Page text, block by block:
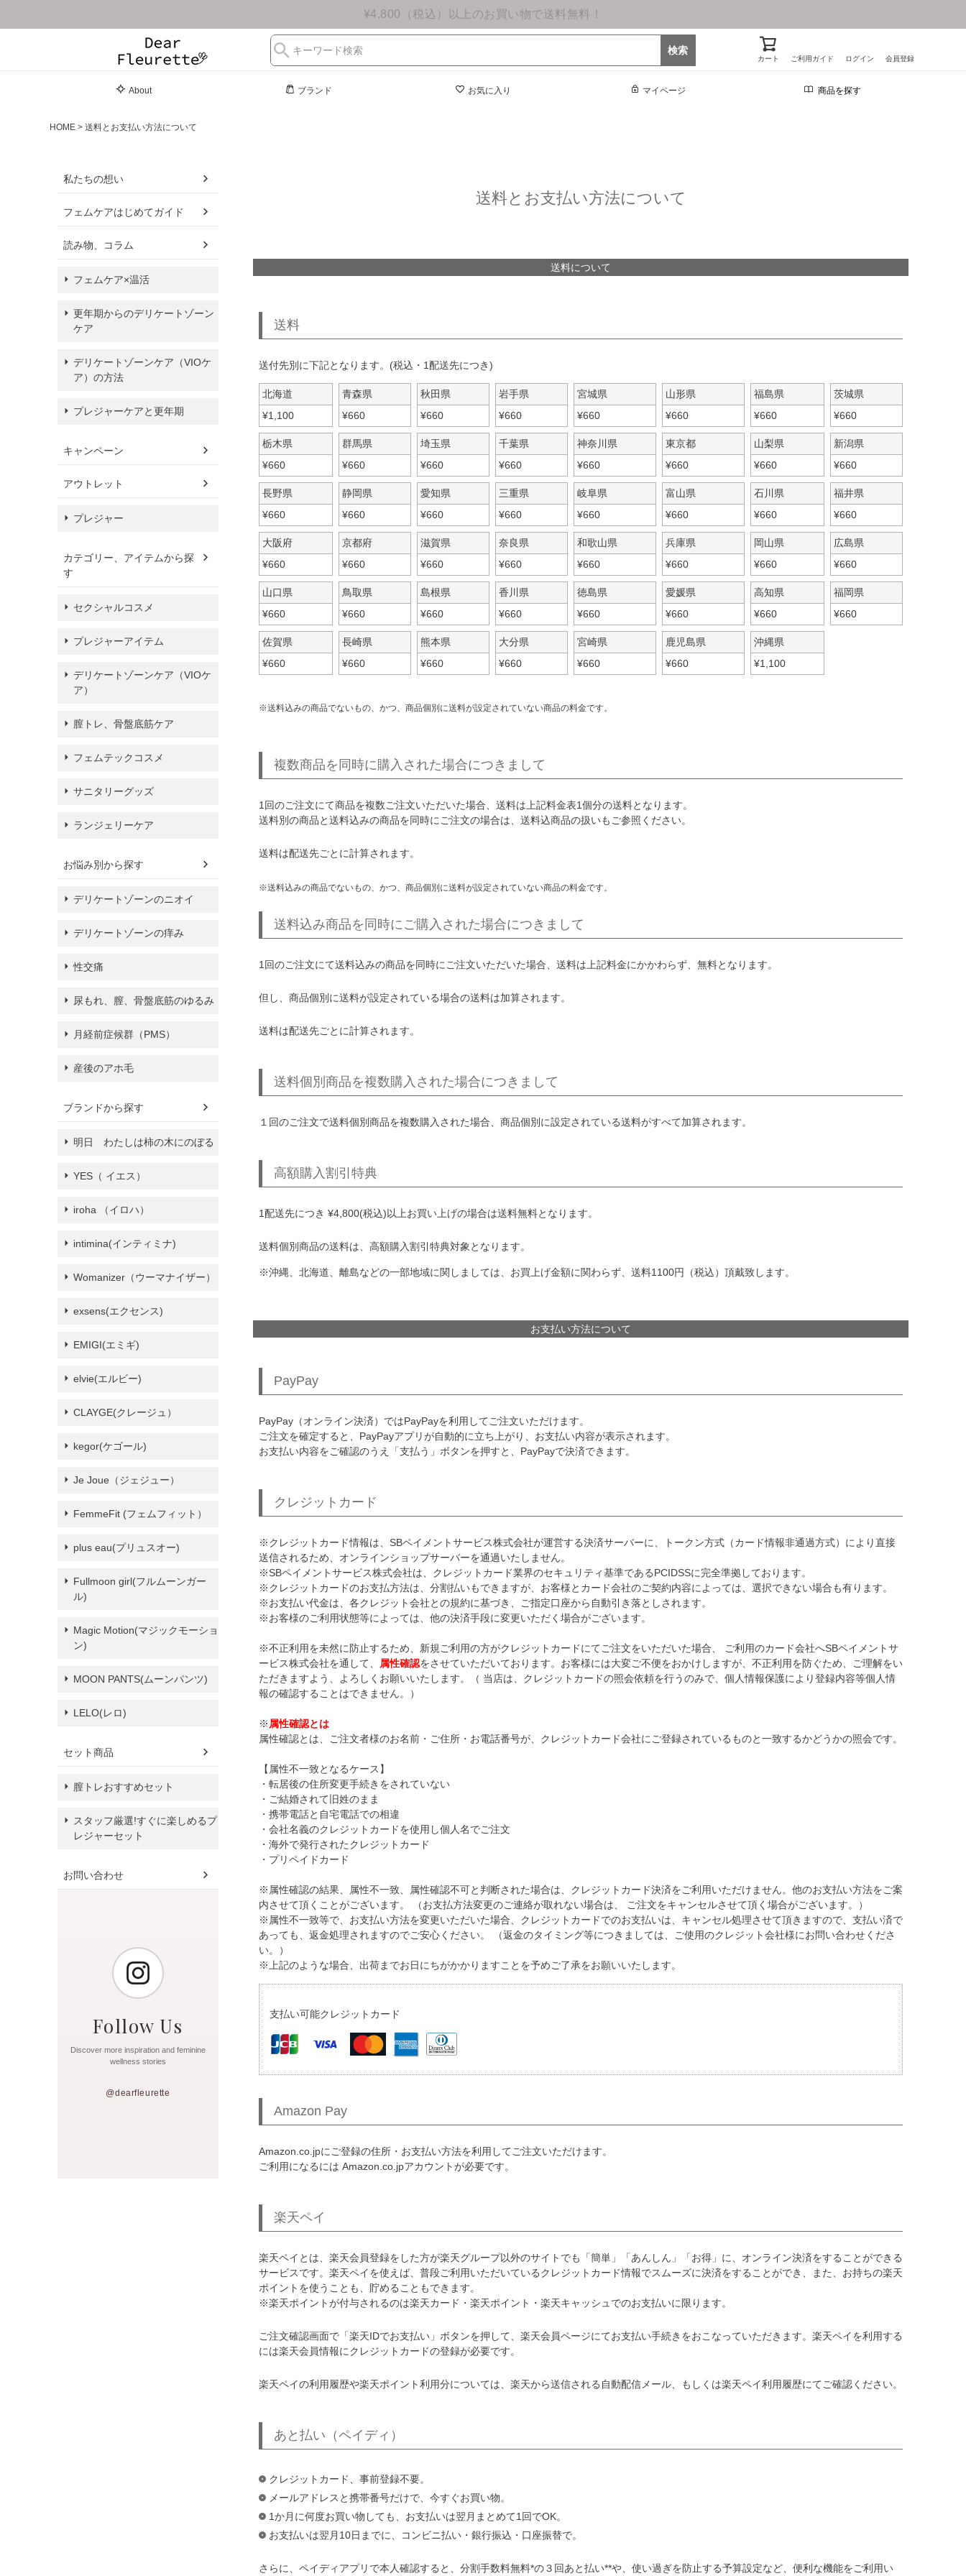
¥4,800（税込）以上のお買い物で送料無料！
検索
カート ご利用ガイド ログイン 会員登録
About ブランド お気に入り マイページ 商品を探す
HOME 送料とお支払い方法について
私たちの想い
フェムケアはじめてガイド
読み物、コラム
フェムケア×温活
更年期からのデリケートゾーン
ケア
デリケートゾーンケア（VIOケ
ア）の方法
プレジャーケアと更年期
キャンペーン
アウトレット
プレジャー
カテゴリー、アイテムから探
す
セクシャルコスメ
プレジャーアイテム
デリケートゾーンケア（VIOケ
ア）
膣トレ、骨盤底筋ケア
フェムテックコスメ
サニタリーグッズ
ランジェリーケア
お悩み別から探す
デリケートゾーンのニオイ
デリケートゾーンの痒み
性交痛
尿もれ、膣、骨盤底筋のゆるみ
月経前症候群（PMS）
産後のアホ毛
ブランドから探す
明日 わたしは柿の木にのぼる
YES（ イエス）
iroha （イロハ）
intimina(インティミナ)
Womanizer（ウーマナイザー）
exsens(エクセンス)
EMIGI(エミギ)
elvie(エルビー)
CLAYGE(クレージュ）
kegor(ケゴール)
Je Joue（ジェジュー）
FemmeFit (フェムフィット）
plus eau(プリュスオー)
Fullmoon girl(フルムーンガー
ル)
Magic Motion(マジックモーショ
ン)
MOON PANTS(ムーンパンツ)
LELO(レロ)
セット商品
膣トレおすすめセット
スタッフ厳選!すぐに楽しめるプ
レジャーセット
お問い合わせ
Follow Us
Discover more inspiration and feminine
wellness stories
@dearfleurette
送料とお支払い方法について
送料について
送料
送付先別に下記となります。(税込・1配送先につき)
北海道
¥1,100
青森県
¥660
秋田県
¥660
岩手県
¥660
宮城県
¥660
山形県
¥660
福島県
¥660
茨城県
¥660
栃木県
¥660
群馬県
¥660
埼玉県
¥660
千葉県
¥660
神奈川県
¥660
東京都
¥660
山梨県
¥660
新潟県
¥660
長野県
¥660
静岡県
¥660
愛知県
¥660
三重県
¥660
岐阜県
¥660
富山県
¥660
石川県
¥660
福井県
¥660
大阪府
¥660
京都府
¥660
滋賀県
¥660
奈良県
¥660
和歌山県
¥660
兵庫県
¥660
岡山県
¥660
広島県
¥660
山口県
¥660
鳥取県
¥660
島根県
¥660
香川県
¥660
徳島県
¥660
愛媛県
¥660
高知県
¥660
福岡県
¥660
佐賀県
¥660
長崎県
¥660
熊本県
¥660
大分県
¥660
宮崎県
¥660
鹿児島県
¥660
沖縄県
¥1,100
送料込みの商品でないもの、かつ、商品個別に送料が設定されていない商品の料金です。
複数商品を同時に購入された場合につきまして
1回のご注文にて商品を複数ご注文いただいた場合、送料は上記料金表1個分の送料となります。
送料別の商品と送料込みの商品を同時にご注文の場合は、送料込商品の扱いもご参照ください。
送料は配送先ごとに計算されます。
送料込みの商品でないもの、かつ、商品個別に送料が設定されていない商品の料金です。
送料込み商品を同時にご購入された場合につきまして
1回のご注文にて送料込みの商品を同時にご注文いただいた場合、送料は上記料金にかかわらず、無料となります。
但し、商品個別に送料が設定されている場合の送料は加算されます。
送料は配送先ごとに計算されます。
送料個別商品を複数購入された場合につきまして
１回のご注文で送料個別商品を複数購入された場合、商品個別に設定されている送料がすべて加算されます。
高額購入割引特典
1配送先につき ¥4,800(税込)以上お買い上げの場合は送料無料となります。
送料個別商品の送料は、高額購入割引特典対象となります。
お支払い方法について
PayPay
PayPay（オンライン決済）ではPayPayを利用してご注文いただけます。
ご注文を確定すると、PayPayアプリが自動的に立ち上がり、お支払い内容が表示されます。
お支払い内容をご確認のうえ「支払う」ボタンを押すと、PayPayで決済できます。
クレジットカード
※クレジットカード情報は、SBペイメントサービス株式会社が運営する決済サーバーに、トークン方式（カード情報非通過方式）により直接
送信されるため、オンラインショップサーバーを通過いたしません。
※SBペイメントサービス株式会社は、クレジットカード業界のセキュリティ基準であるPCIDSSに完全準拠しております。
※クレジットカードのお支払方法は、分割払いもできますが、お客様とカード会社のご契約内容によっては、選択できない場合も有ります。
※お支払い代金は、各クレジット会社との規約に基づき、ご指定口座から自動引き落としされます。
※お客様のご利用状態等によっては、他の決済手段に変更いただく場合がございます。
※不正利用を未然に防止するため、新規ご利用の方がクレジットカードにてご注文をいただいた場合、 ご利用のカード会社へSBペイメントサ
ービス株式会社を通して、
属性確認をさせていただいております。お客様には大変ご不便をおかけしますが、不正利用を防ぐため、ご理解をい
ただきますよう、よろしくお願いいたします。（ 当店は、クレジットカードの照会依頼を行うのみで、個人情報保護により登録内容等個人情
報の確認することはできません。）
※ 属性確認とは
属性確認とは、ご注文者様のお名前・ご住所・お電話番号が、クレジットカード会社にご登録されているものと一致するかどうかの照会です。
【属性不一致となるケース】
・転居後の住所変更手続きをされていない
・ご結婚されて旧姓のまま
・携帯電話と自宅電話での相違
・会社名義のクレジットカードを使用し個人名でご注文
・海外で発行されたクレジットカード
・プリペイドカード
※属性確認の結果、属性不一致、属性確認不可と判断された場合は、クレジットカード決済をご利用いただけません。他のお支払い方法をご案
内させて頂くことがございます。 （お支払方法変更のご連絡が取れない場合は、 ご注文をキャンセルさせて頂く場合がございます。）
※属性不一致等で、お支払い方法を変更いただいた場合、クレジットカードでのお支払いは、キャンセル処理させて頂きますので、支払い済で
あっても、返金処理されますのでご安心ください。 （返金のタイミング等につきましては、ご使用のクレジット会社様にお問い合わせくださ
い。）
※上記のような場合、出荷までお日にちがかかりますことを予めご了承をお願いいたします。
支払い可能クレジットカード
Amazon Pay
Amazon.co.jpにご登録の住所・お支払い方法を利用してご注文いただけます。
ご利用になるには Amazon.co.jpアカウントが必要です。
楽天ペイ
楽天ペイとは、楽天会員登録をした方が楽天グループ以外のサイトでも「簡単」「あんしん」「お得」に、オンライン決済をすることができる
サービスです。楽天ペイを使えば、普段ご利用いただいているクレジットカード情報でスムーズに決済をすることができ、また、お持ちの楽天
ポイントを使うことも、貯めることもできます。
※楽天ポイントが付与されるのは楽天カード・楽天ポイント・楽天キャッシュでのお支払いに限ります。
ご注文確認画面で「楽天IDでお支払い」ボタンを押して、楽天会員ページにてお支払い手続きをおこなっていただきます。楽天ペイを利用する
には楽天会員情報にクレジットカードの登録が必要です。
楽天ペイの利用履歴や楽天ポイント利用分については、楽天から送信される自動配信メール、もしくは楽天ペイ利用履歴にてご確認ください。
あと払い（ペイディ）
クレジットカード、事前登録不要。
メールアドレスと携帯番号だけで、今すぐお買い物。
1か月に何度お買い物しても、お支払いは翌月まとめて1回でOK。
お支払いは翌月10日までに、コンビニ払い・銀行振込・口座振替で。
さらに、ペイディアプリで本人確認すると、分割手数料無料*の３回あと払い**や、使い過ぎを防止する予算設定など、便利な機能をご利用い